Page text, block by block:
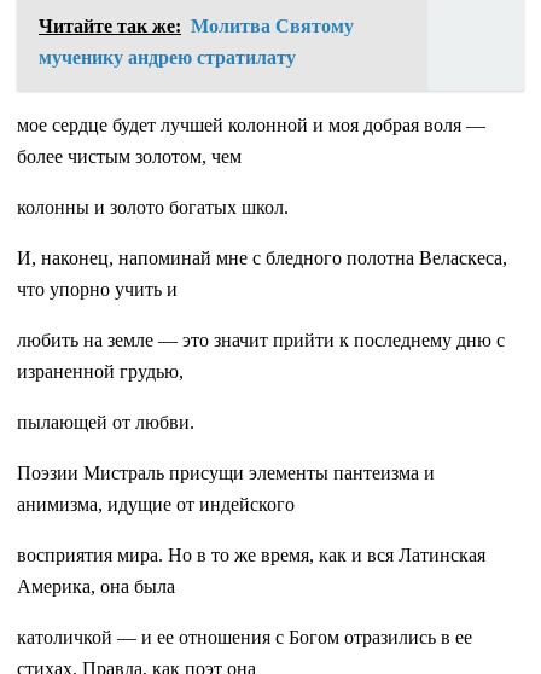
Читайте так же: Молитва Святому
мученику андрею стратилату
мое сердце будет лучшей колонной и моя добрая воля —
более чистым золотом, чем
колонны и золото богатых школ.
И, наконец, напоминай мне с бледного полотна Веласкеса,
что упорно учить и
любить на земле — это значит прийти к последнему дню с
израненной грудью,
пылающей от любви.
Поэзии Мистраль присущи элементы пантеизма и
анимизма, идущие от индейского
восприятия мира. Но в то же время, как и вся Латинская
Америка, она была
католичкой — и ее отношения с Богом отразились в ее
стихах. Правда, как поэт она